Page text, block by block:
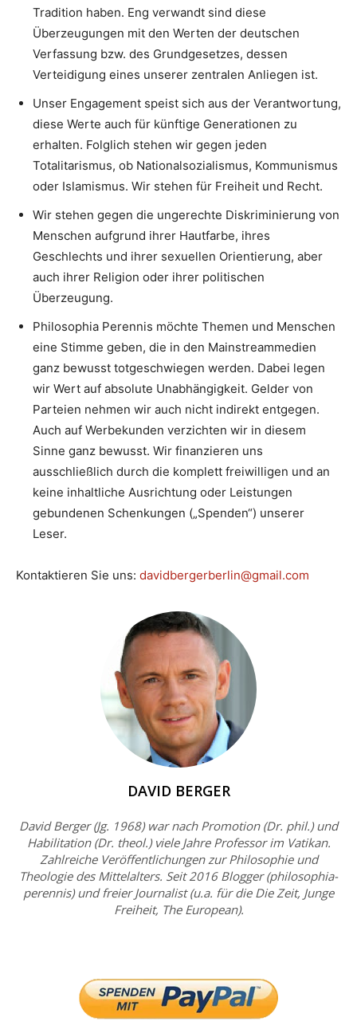
Tradition haben. Eng verwandt sind diese
Überzeugungen mit den Werten der deutschen
Verfassung bzw. des Grundgesetzes, dessen
Verteidigung eines unserer zentralen Anliegen ist.
Unser Engagement speist sich aus der Verantwortung,
diese Werte auch für künftige Generationen zu
erhalten. Folglich stehen wir gegen jeden
Totalitarismus, ob Nationalsozialismus, Kommunismus
oder Islamismus. Wir stehen für Freiheit und Recht.
Wir stehen gegen die ungerechte Diskriminierung von
Menschen aufgrund ihrer Hautfarbe, ihres
Geschlechts und ihrer sexuellen Orientierung, aber
auch ihrer Religion oder ihrer politischen
Überzeugung.
Philosophia Perennis möchte Themen und Menschen
eine Stimme geben, die in den Mainstreammedien
ganz bewusst totgeschwiegen werden. Dabei legen
wir Wert auf absolute Unabhängigkeit. Gelder von
Parteien nehmen wir auch nicht indirekt entgegen.
Auch auf Werbekunden verzichten wir in diesem
Sinne ganz bewusst. Wir finanzieren uns
ausschließlich durch die komplett freiwilligen und an
keine inhaltliche Ausrichtung oder Leistungen
gebundenen Schenkungen („Spenden“) unserer
Leser.
Kontaktieren Sie uns: davidbergerberlin@gmail.com
DAVID BERGER
David Berger (Jg. 1968) war nach Promotion (Dr. phil.) und
Habilitation (Dr. theol.) viele Jahre Professor im Vatikan.
Zahlreiche Veröffentlichungen zur Philosophie und
Theologie des Mittelalters. Seit 2016 Blogger (philosophia-
perennis) und freier Journalist (u.a. für die Die Zeit, Junge
Freiheit, The European).